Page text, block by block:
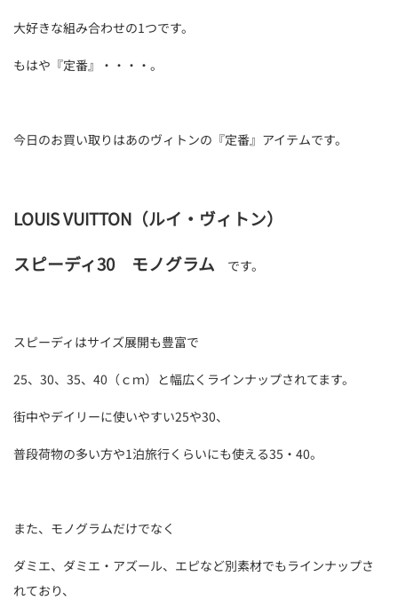
大好きな組み合わせの1つです。
もはや『定番』・・・・。
今日のお買い取りはあのヴィトンの『定番』アイテムです。
LOUIS VUITTON（ルイ・ヴィトン）
スピーディ30 モノグラム です。
スピーディはサイズ展開も豊富で
25、30、35、40（ｃｍ）と幅広くラインナップされてます。
街中やデイリーに使いやすい25や30、
普段荷物の多い方や1泊旅行くらいにも使える35・40。
また、モノグラムだけでなく
ダミエ、ダミエ・アズール、エピなど別素材でもラインナップさ
れており、